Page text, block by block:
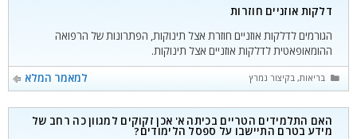
דלקות אוזניים חוזרות
הגורמים לדלקות אוזניים חוזרת אצל תינוקות, הפתרונות של הרפואה
ההומאופאטית לדלקות אוזניים אצל תינוקות.
למאמר המלא
קטגוריות
בריאות,בקיצור נמרץ
האם התלמידים הטריים בכיתה א' אכן זקוקים למגוון כה רחב של
מידע בטרם התיישבו על ספסל הלימודים?